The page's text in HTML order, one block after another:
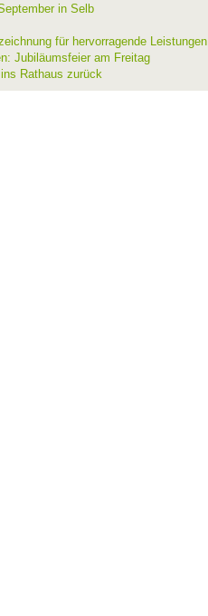
in Selb
für hervorragende Leistungen
Jubiläumsfeier am Freitag
Rathaus zurück